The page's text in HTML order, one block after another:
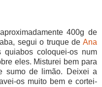
400g de
segui o truque de Ana
coloquei-os num
eles. Misturei bem para
sumo de limão. Deixei a
os muito bem e cortei-